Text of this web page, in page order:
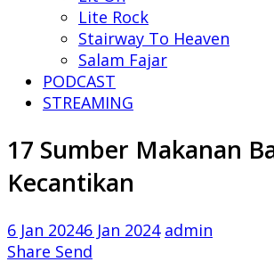
Lite Rock
Stairway To Heaven
Salam Fajar
PODCAST
STREAMING
17 Sumber Makanan
Kecantikan
6 Jan 20246 Jan 2024 admin
Share Send